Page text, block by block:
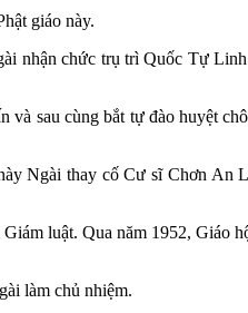
giáo này.
nhận chức trụ trì Quốc Tự
và sau cùng bắt tự đào huyệt
Ngài thay cố Cư sĩ Chơn
luật. Qua năm 1952, Giáo
làm chủ nhiệm.